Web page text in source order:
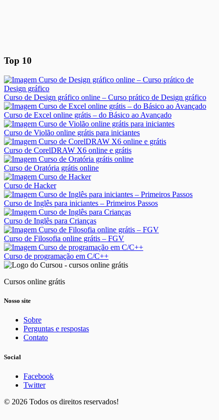
Top 10
Curso de Design gráfico online – Curso prático de Design gráfico
Curso de Excel online grátis – do Básico ao Avançado
Curso de Violão online grátis para iniciantes
Curso de CorelDRAW X6 online e grátis
Curso de Oratória grátis online
Curso de Hacker
Curso de Inglês para iniciantes – Primeiros Passos
Curso de Inglês para Crianças
Curso de Filosofia online grátis – FGV
Curso de programação em C/C++
Cursos online grátis
Nosso site
Sobre
Perguntas e respostas
Contato
Social
Facebook
Twitter
© 2026 Todos os direitos reservados!